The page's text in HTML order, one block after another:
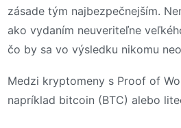
zásade tým najbezpečnejším.
ako vydaním neuveriteľne
čo by sa vo výsledku nikomu
Medzi kryptomeny s Proof of
napríklad bitcoin (BTC) alebo